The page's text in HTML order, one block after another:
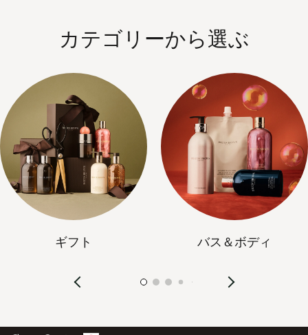
カテゴリーから選ぶ
ギフト バス＆ボディ